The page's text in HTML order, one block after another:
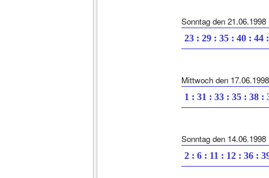
Sonntag den 21.06.1998
23 : 29 : 35 : 40 : 44
Mittwoch den 17.06.1998
1 : 31 : 33 : 35 : 38 :
Sonntag den 14.06.1998
2 : 6 : 11 : 12 : 36 :